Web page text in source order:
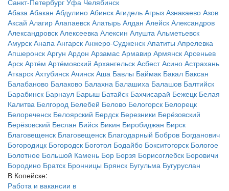
Абаза Абакан Абдулино Абинск Агидель Агрыз Азнакаево Азов
Аксай Алагир Алапаевск Алатырь Алдан Алейск Александров
Александровск Алексеевка Алексин Алушта Альметьевск
Амурск Анапа Ангарск Анжеро-Судженск Апатиты Апрелевка
Апшеронск Аргун Ардон Арзамас Армавир Армянск Арсеньев
Арск Артём Артёмовский Архангельск Асбест Асино Астрахань
Аткарск Ахтубинск Ачинск Аша Бавлы Баймак Бакал Баксан
Балабаново Балаково Балахна Балашиха Балашов Балтийск
Барабинск Барнаул Барыш Батайск Бахчисарай Бежецк Белая
Калитва Белгород Белебей Белово Белогорск Белорецк
Белореченск Белоярский Бердск Березники Берёзовский
Берёзовский Беслан Бийск Бикин Биробиджан Бирск
Благовещенск Благовещенск Благодарный Бобров Богданович
Богородицк Богородск Боготол Бодайбо Бокситогорск Бологое
Болотное Большой Камень Бор Борзя Борисоглебск Боровичи
Бородино Братск Бронницы Брянск Бугульма Бугуруслан
В Копейске:
Работа и вакансии в